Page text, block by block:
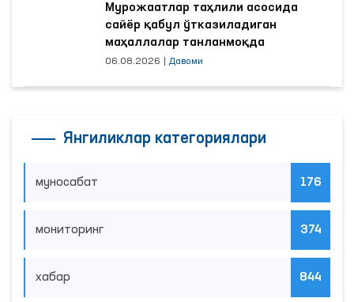
Мурожаатлар таҳлили асосида
сайёр қабул ўтказиладиган
маҳаллалар танланмоқда
06.08.2026 Давоми
Янгиликлар категориялари
муносабат 176
мониторинг 374
хабар 844